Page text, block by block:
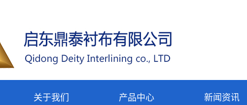
关于我们 产品中心 新闻资讯